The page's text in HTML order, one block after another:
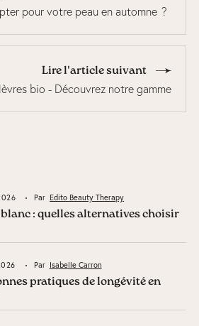
pour votre peau en automne ?
Lire l'article suivant
bio - Découvrez notre gamme
Par Edito Beauty Therapy
blanc : quelles alternatives choisir
Par Isabelle Carron
pratiques de longévité en